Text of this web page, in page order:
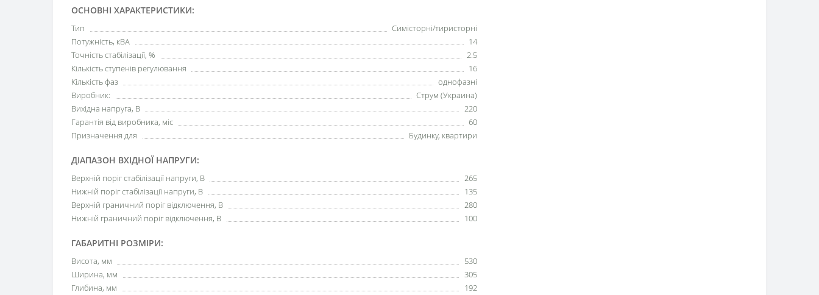
ОСНОВНІ ХАРАКТЕРИСТИКИ:
Тип
Симісторні/тиристорні
Потужність, кВА
14
Точність стабілізації, %
2.5
Кількість ступенів регулювання
16
Кількість фаз
однофазні
Виробник:
Струм (Украина)
Вихідна напруга, В
220
Гарантія від виробника, міс
60
Призначення для
Будинку, квартири
ДІАПАЗОН ВХІДНОЇ НАПРУГИ:
Верхній поріг стабілізації напруги, В
265
Нижній поріг стабілізації напруги, В
135
Верхній граничний поріг відключення, В
280
Нижній граничний поріг відключення, В
100
ГАБАРИТНІ РОЗМІРИ:
Висота, мм
530
Ширина, мм
305
Глибина, мм
192